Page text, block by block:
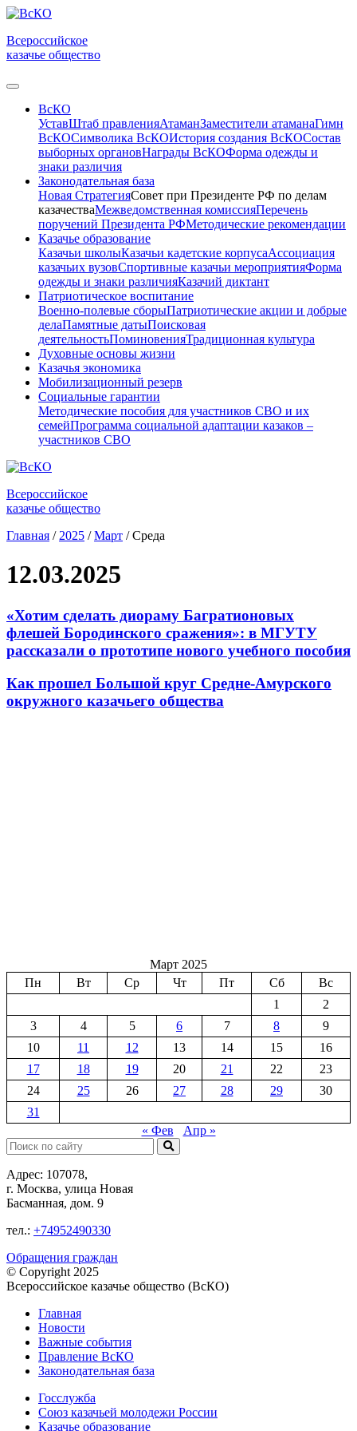
Всероссийское
казачье общество
ВсКО
УставШтаб правленияАтаманЗаместители атаманаГимн
ВсКОСимволика ВсКОИстория создания ВсКОСостав
выборных органовНаграды ВсКОФорма одежды и
знаки различия
Законодательная база
Новая СтратегияСовет при Президенте РФ по делам
казачестваМежведомственная комиссияПеречень
поручений Президента РФМетодические рекомендации
Казачье образование
Казачьи школыКазачьи кадетские корпусаАссоциация
казачьих вузовСпортивные казачьи мероприятияФорма
одежды и знаки различияКазачий диктант
Патриотическое воспитание
Военно-полевые сборыПатриотические акции и добрые
делаПамятные датыПоисковая
деятельностьПоминовенияТрадиционная культура
Духовные основы жизни
Казачья экономика
Мобилизационный резерв
Социальные гарантии
Методические пособия для участников СВО и их
семейПрограмма социальной адаптации казаков –
участников СВО
Всероссийское
казачье общество
Главная / 2025 / Март /Среда
12.03.2025
«Хотим сделать диораму Багратионовых
флешей Бородинского сражения»: в МГУТУ
рассказали о прототипе нового учебного пособия
Как прошел Большой круг Средне-Амурского
окружного казачьего общества
Март 2025
Пн
Вт Ср Чт Пт Сб
Вс
1
2
3
4 5 6 7 8
9
10
11 12 13 14 15
16
17
18 19 20 21 22
23
24
25 26 27 28 29
30
31
« Фев
Апр »
Поиск:
Адрес: 107078,
г. Москва, улица Новая
Басманная, дом. 9
тел.: +74952490330
Обращения граждан
© Copyright 2025
Всероссийское казачье общество (ВсКО)
Главная
Новости
Важные события
Правление ВсКО
Законодательная база
Госслужба
Союз казачьей молодежи России
Казачье образование